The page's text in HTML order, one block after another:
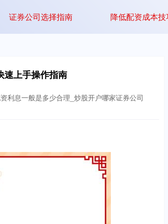
证券公司选择指南 降低配资成本技
速上手操作指南
利息一般是多少合理_炒股开户哪家证券公司